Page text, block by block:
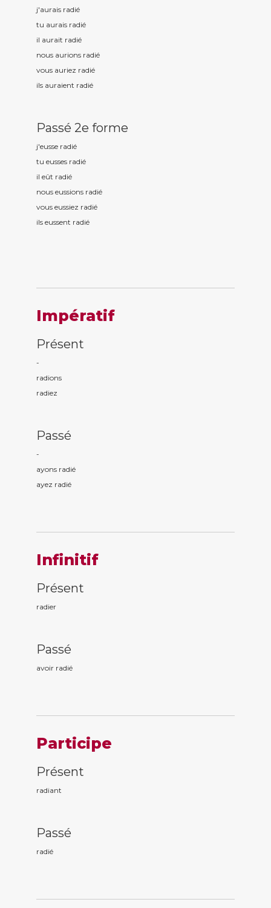
j'aurais radié
tu aurais radié
il aurait radié
nous aurions radié
vous auriez radié
ils auraient radié
Passé 2e forme
j'eusse radié
tu eusses radié
il eût radié
nous eussions radié
vous eussiez radié
ils eussent radié
Impératif
Présent
-
radions
radiez
Passé
-
ayons radié
ayez radié
Infinitif
Présent
radier
Passé
avoir radié
Participe
Présent
radiant
Passé
radié